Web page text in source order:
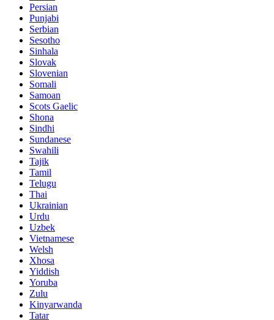
Persian
Punjabi
Serbian
Sesotho
Sinhala
Slovak
Slovenian
Somali
Samoan
Scots Gaelic
Shona
Sindhi
Sundanese
Swahili
Tajik
Tamil
Telugu
Thai
Ukrainian
Urdu
Uzbek
Vietnamese
Welsh
Xhosa
Yiddish
Yoruba
Zulu
Kinyarwanda
Tatar